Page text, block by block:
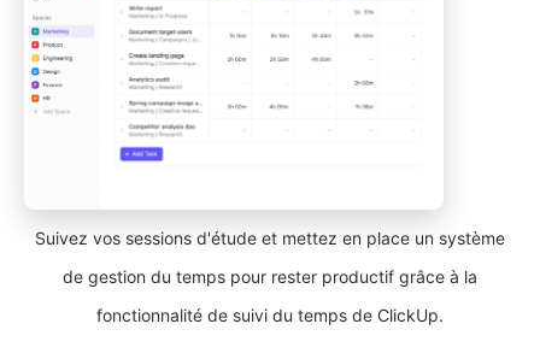
Suivez vos sessions d'étude et mettez en place un système
de gestion du temps pour rester productif grâce à la
fonctionnalité de suivi du temps de ClickUp.